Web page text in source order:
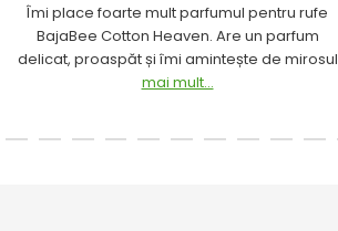
Îmi place foarte mult parfumul pentru rufe
BajaBee Cotton Heaven. Are un parfum
delicat, proaspăt și îmi amintește de mirosul
mai mult...